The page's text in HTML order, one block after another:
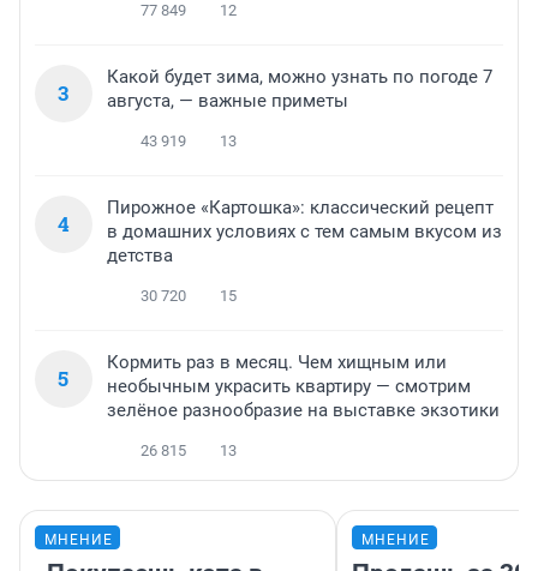
77 849 12
3
Какой будет зима, можно узнать по погоде 7
августа, — важные приметы
43 919 13
4
Пирожное «Картошка»: классический рецепт
в домашних условиях с тем самым вкусом из
детства
30 720 15
5
Кормить раз в месяц. Чем хищным или
необычным украсить квартиру — смотрим
зелёное разнообразие на выставке экзотики
26 815 13
МНЕНИЕ МНЕНИЕ